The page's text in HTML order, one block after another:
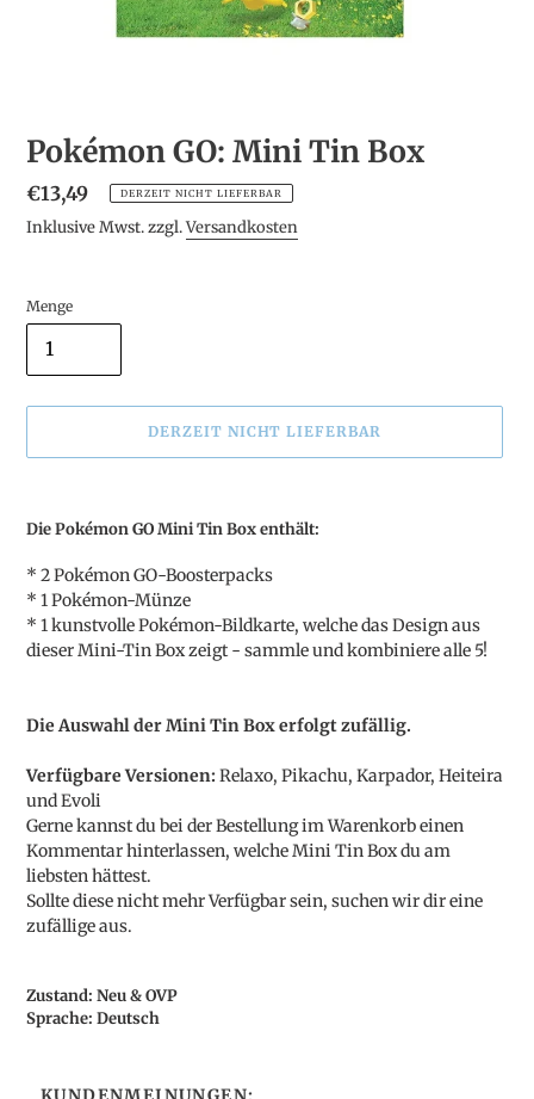
Pokémon GO: Mini Tin Box
Normaler
Preis
€13,49 DERZEIT NICHT LIEFERBAR
Inklusive Mwst. zzgl.Versandkosten
Menge
DERZEIT NICHT LIEFERBAR
zum
hinzugefügt
Die Pokémon GO Mini Tin Box enthält:
* 2 Pokémon GO-Boosterpacks
* 1 Pokémon-Münze
* 1 kunstvolle Pokémon-Bildkarte, welche das Design aus
dieser Mini-Tin Box zeigt - sammle und kombiniere alle 5!
Die Auswahl der Mini Tin Box erfolgt zufällig.
Verfügbare Versionen:Relaxo, Pikachu, Karpador, Heiteira
und Evoli
Gerne kannst du bei der Bestellung im Warenkorb einen
Kommentar hinterlassen, welche Mini Tin Box du am
liebsten hättest.
Sollte diese nicht mehr Verfügbar sein, suchen wir dir eine
zufällige aus.
Zustand: Neu & OVP
Sprache: Deutsch